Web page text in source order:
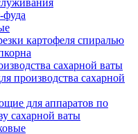
фуда
картофеля спиралью
сахарной ваты
производства сахарной
для аппаратов по
сахарной ваты